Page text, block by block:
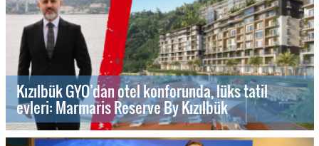
Kızılbük GYO’dan otel konforunda, lüks tatil
evleri: Marmaris Reserve By Kızılbük